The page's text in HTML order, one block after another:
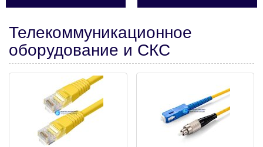
Телекоммуникационное
оборудование и СКС